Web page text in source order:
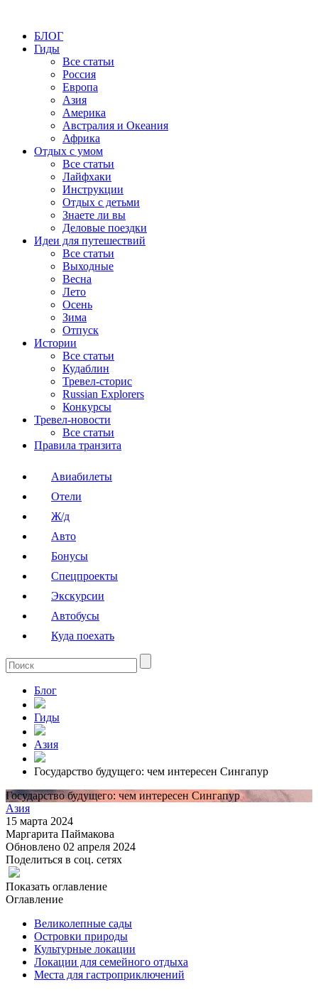
БЛОГ
Гиды
Все статьи
Россия
Европа
Азия
Америка
Австралия и Океания
Африка
Отдых с умом
Все статьи
Лайфхаки
Инструкции
Отдых с детьми
Знаете ли вы
Деловые поездки
Идеи для путешествий
Все статьи
Выходные
Весна
Лето
Осень
Зима
Отпуск
Истории
Все статьи
Кудаблин
Тревел-сторис
Russian Explorers
Конкурсы
Тревел-новости
Все статьи
Правила транзита
Авиабилеты
Отели
Ж/д
Авто
Бонусы
Спецпроекты
Экскурсии
Автобусы
Куда поехать
Блог
Гиды
Азия
Государство будущего: чем интересен Сингапур
Государство будущего: чем интересен Сингапур
Азия
15 марта 2024
Маргарита Паймакова
Обновлено 02 апреля 2024
Поделиться в соц. сетях
Показать оглавление
Оглавление
Великолепные сады
Островки природы
Культурные локации
Локации для семейного отдыха
Места для гастроприключений